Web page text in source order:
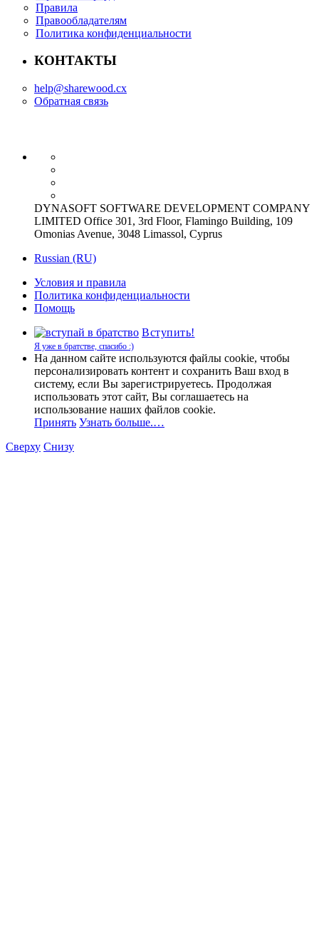
Правила
Правообладателям
Политика конфиденциальности
КОНТАКТЫ
help@sharewood.cx
Обратная связь
DYNASOFT SOFTWARE DEVELOPMENT COMPANY
LIMITED Office 301, 3rd Floor, Flamingo Building, 109
Omonias Avenue, 3048 Limassol, Cyprus
Russian (RU)
Условия и правила
Политика конфиденциальности
Помощь
Вступить!
Я уже в братстве, спасибо :)
На данном сайте используются файлы cookie, чтобы
персонализировать контент и сохранить Ваш вход в
систему, если Вы зарегистрируетесь. Продолжая
использовать этот сайт, Вы соглашаетесь на
использование наших файлов cookie.
Принять Узнать больше.…
Сверху Снизу